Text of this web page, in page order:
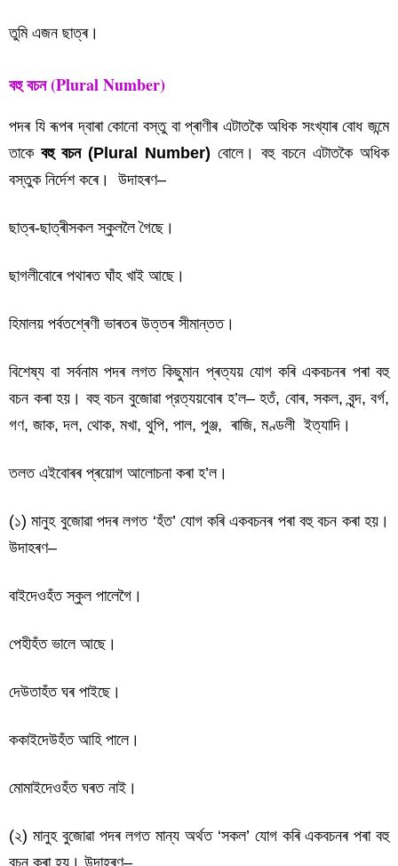
তুমি এজন ছাত্ৰ।
বহু বচন (Plural Number)
পদৰ যি ৰূপৰ দ্বাৰা কোনো বস্তু বা প্ৰাণীৰ এটাতকৈ অধিক সংখ্যাৰ বোধ জন্মে
তাকে বহু বচন (Plural Number) বোলে। বহু বচনে এটাতকৈ অধিক
বস্তুক নিৰ্দেশ কৰে। উদাহৰণ–
ছাত্ৰ-ছাত্ৰীসকল স্কুললৈ গৈছে।
ছাগলীবোৰে পথাৰত ঘাঁহ খাই আছে।
হিমালয় পৰ্বতশ্ৰেণী ভাৰতৰ উত্তৰ সীমান্তত।
বিশেষ্য বা সৰ্বনাম পদৰ লগত কিছুমান প্ৰত্যয় যোগ কৰি একবচনৰ পৰা বহু
বচন কৰা হয়। বহু বচন বুজোৱা প্রত্যয়বোৰ হ’ল– হতঁ, বোৰ, সকল, বৃন্দ, বৰ্গ,
গণ, জাক, দল, থোক, মখা, থুপি, পাল, পুঞ্জ, ৰাজি, মণ্ডলী ইত্যাদি।
তলত এইবোৰৰ প্ৰয়োগ আলোচনা কৰা হ’ল।
(১) মানুহ বুজোৱা পদৰ লগত ‘হঁত’ যোগ কৰি একবচনৰ পৰা বহু বচন কৰা হয়।
উদাহৰণ–
বাইদেওহঁত স্কুল পালেগৈ।
পেহীহঁত ভালে আছে।
দেউতাহঁত ঘৰ পাইছে।
ককাইদেউহঁত আহি পালে।
মোমাইদেওহঁত ঘৰত নাই।
(২) মানুহ বুজোৱা পদৰ লগত মান্য অৰ্থত ‘সকল’ যোগ কৰি একবচনৰ পৰা বহু
বচন কৰা হয়। উদাহৰণ–